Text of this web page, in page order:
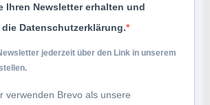
Ihren Newsletter erhalten und
Datenschutzerklärung.
jederzeit über den Link in unserem
verwenden Brevo als unsere